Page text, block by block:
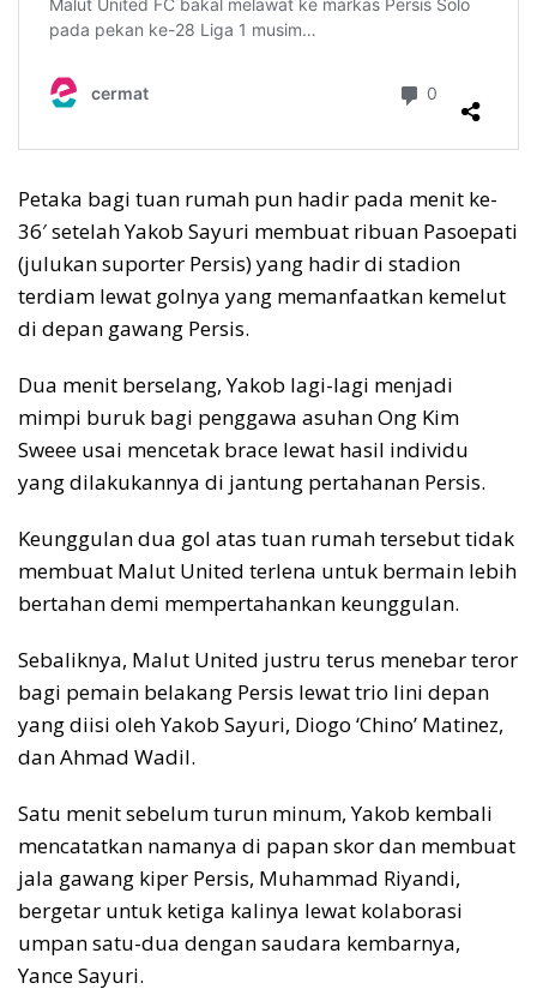
Petaka bagi tuan rumah pun hadir pada menit ke-
36′ setelah Yakob Sayuri membuat ribuan Pasoepati
(julukan suporter Persis) yang hadir di stadion
terdiam lewat golnya yang memanfaatkan kemelut
di depan gawang Persis.
Dua menit berselang, Yakob lagi-lagi menjadi
mimpi buruk bagi penggawa asuhan Ong Kim
Sweee usai mencetak brace lewat hasil individu
yang dilakukannya di jantung pertahanan Persis.
Keunggulan dua gol atas tuan rumah tersebut tidak
membuat Malut United terlena untuk bermain lebih
bertahan demi mempertahankan keunggulan.
Sebaliknya, Malut United justru terus menebar teror
bagi pemain belakang Persis lewat trio lini depan
yang diisi oleh Yakob Sayuri, Diogo ‘Chino’ Matinez,
dan Ahmad Wadil.
Satu menit sebelum turun minum, Yakob kembali
mencatatkan namanya di papan skor dan membuat
jala gawang kiper Persis, Muhammad Riyandi,
bergetar untuk ketiga kalinya lewat kolaborasi
umpan satu-dua dengan saudara kembarnya,
Yance Sayuri.